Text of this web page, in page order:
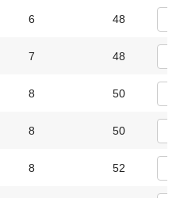
6 48
7 48
8 50
8 50
8 52